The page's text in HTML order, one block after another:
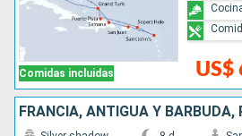
Comidas incluidas US$